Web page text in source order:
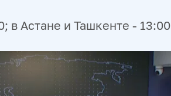
в Астане и Ташкенте - 13:00